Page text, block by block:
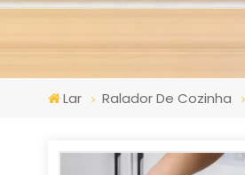
Lar Ralador De Cozinha